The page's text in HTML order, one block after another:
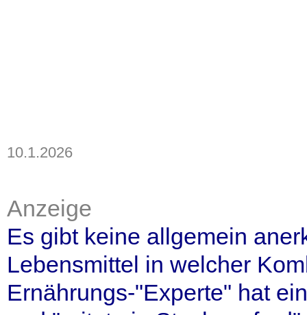
10.1.2026
Anzeige
Es gibt keine allgemein
Lebensmittel in welcher
Ernährungs-"Experte" hat